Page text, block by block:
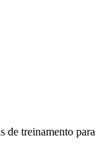
de treinamento para